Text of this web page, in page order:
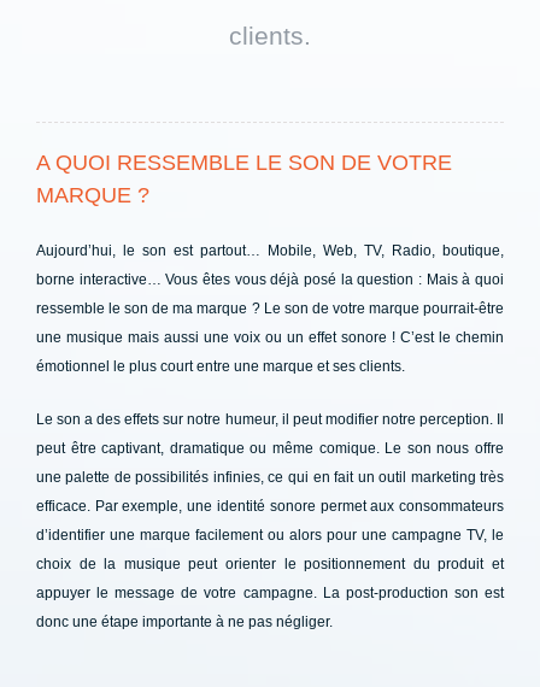
clients.
A QUOI RESSEMBLE LE SON DE VOTRE
MARQUE ?
Aujourd’hui, le son est partout… Mobile, Web, TV, Radio, boutique,
borne interactive… Vous êtes vous déjà posé la question : Mais à quoi
ressemble le son de ma marque ? Le son de votre marque pourrait-être
une musique mais aussi une voix ou un effet sonore ! C’est le chemin
émotionnel le plus court entre une marque et ses clients.
Le son a des effets sur notre humeur, il peut modifier notre perception. Il
peut être captivant, dramatique ou même comique. Le son nous offre
une palette de possibilités infinies, ce qui en fait un outil marketing très
efficace. Par exemple, une identité sonore permet aux consommateurs
d’identifier une marque facilement ou alors pour une campagne TV, le
choix de la musique peut orienter le positionnement du produit et
appuyer le message de votre campagne. La post-production son est
donc une étape importante à ne pas négliger.